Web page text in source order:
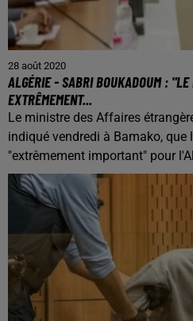
28 août 2020
ALGÉRIE - SABRI BOUKADOUM : "LE
EXTRÊMEMENT...
Le ministre des Affaires
indiqué vendredi à Bamako, que
"extrêmement important" pour